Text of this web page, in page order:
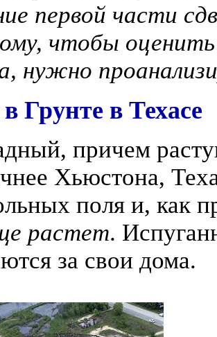
первой части
чтобы оценить
нужно
Грунте в Техасе
причем
Хьюстона,
поля и, как
растет.
за свои дома.